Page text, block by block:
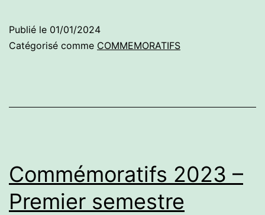
Premier
Publié le 01/01/2024
Catégorisé comme COMMEMORATIFS
Commémoratifs 2023 –
Premier semestre